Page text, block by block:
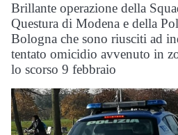
Brillante operazione della
Questura di Modena e della
Bologna che sono riusciti ad
tentato omicidio avvenuto in
lo scorso 9 febbraio